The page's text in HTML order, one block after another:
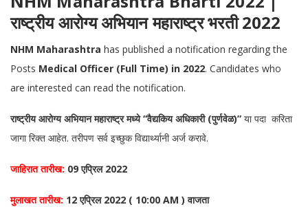
राष्ट्रीय आरोग्य अभियान महाराष्ट्र भरती 2022
NHM Maharashtra has published a notification regarding the
Posts Medical Officer (Full Time) in 2022. Candidates who
are interested can read the notification.
राष्ट्रीय आरोग्य अभियान महाराष्ट्र मध्ये “वैद्यकिय अधिकारी (पुर्णवेळ)” या पदा करिता
जागा रिक्त आहेत. तरीपण सर्व इच्छुक विद्यार्थ्यानी अर्ज करावे.
जाहिरात तारीख: 09 एप्रिल 2022
मुलाखत तारीख: 12 एप्रिल 2022 ( 10:00 AM ) वाजता